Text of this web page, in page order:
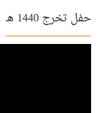
حفل تخرج 1440 هـ